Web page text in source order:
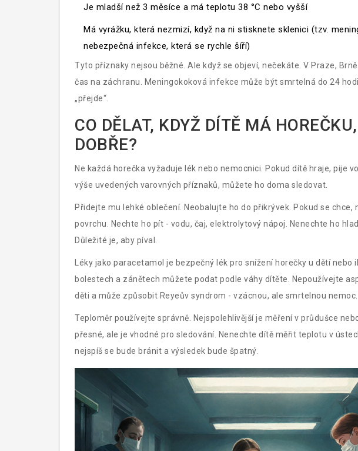
Je mladší než 3 měsíce a má teplotu 38 °C nebo vyšší
Má vyrážku, která nezmizí, když na ni stisknete sklenici (tzv.
nebezpečná infekce, která se rychle šíří)
Tyto příznaky nejsou běžné. Ale když se objeví, nečekáte. V Praze,
čas na záchranu. Meningokoková infekce může být smrtelná do 24
„přejde“.
CO DĚLAT, KDYŽ DÍTĚ MÁ
DOBŘE?
Ne každá horečka vyžaduje lék nebo nemocnici. Pokud dítě hraje, pije
výše uvedených varovných příznaků, můžete ho doma sledovat.
Přidejte mu lehké oblečení. Neobalujte ho do přikrývek. Pokud se chce,
povrchu. Nechte ho pít - vodu, čaj, elektrolytový nápoj. Nenechte ho
Důležité je, aby píval.
Léky jako paracetamol je bezpečný lék pro snížení horečky u dětínebo
bolestech a zánětech můžete podat podle váhy dítěte. Nepoužívejte
děti a může způsobit Reyeův syndrom - vzácnou, ale smrtelnou nemoc.
Teploměr používejte správně. Nejspolehlivější je měření v průdušce
přesné, ale je vhodné pro sledování. Nenechte dítě měřit teplotu v
nejspíš se bude bránit a výsledek bude špatný.